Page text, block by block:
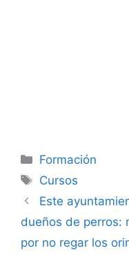
Categorías
Formación
Etiquetas
Cursos
Este
dueños de perros:
por no regar los